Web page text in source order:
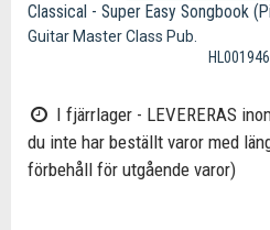
Classical - Super Easy Songbook
Guitar Master Class Pub.
I fjärrlager - LEVERERAS
du inte har beställt varor med
förbehåll för utgående varor)